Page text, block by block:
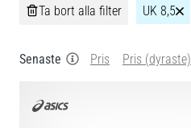
Ta bort alla filter UK 8,5
Senaste Pris Pris (dyraste)